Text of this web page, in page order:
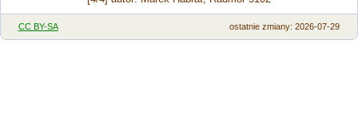
CC BY-SA ostatnie zmiany: 2026-07-29